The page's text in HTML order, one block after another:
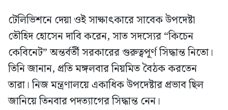
টেলিভিশনে দেয়া ওই সাক্ষাৎকারে সাবেক উপদেষ্টা
তৌহিদ হোসেন দাবি করেন, সাত সদস্যের “কিচেন
কেবিনেট” অন্তর্বর্তী সরকারের গুরুত্বপূর্ণ সিদ্ধান্ত নিতো।
তিনি জানান, প্রতি মঙ্গলবার নিয়মিত বৈঠক করতেন
তারা। নিজ মন্ত্রণালয়ে একাধিক উপদেষ্টার প্রভাব ছিল
জানিয়ে তিনবার পদত্যাগের সিদ্ধান্ত নেন।